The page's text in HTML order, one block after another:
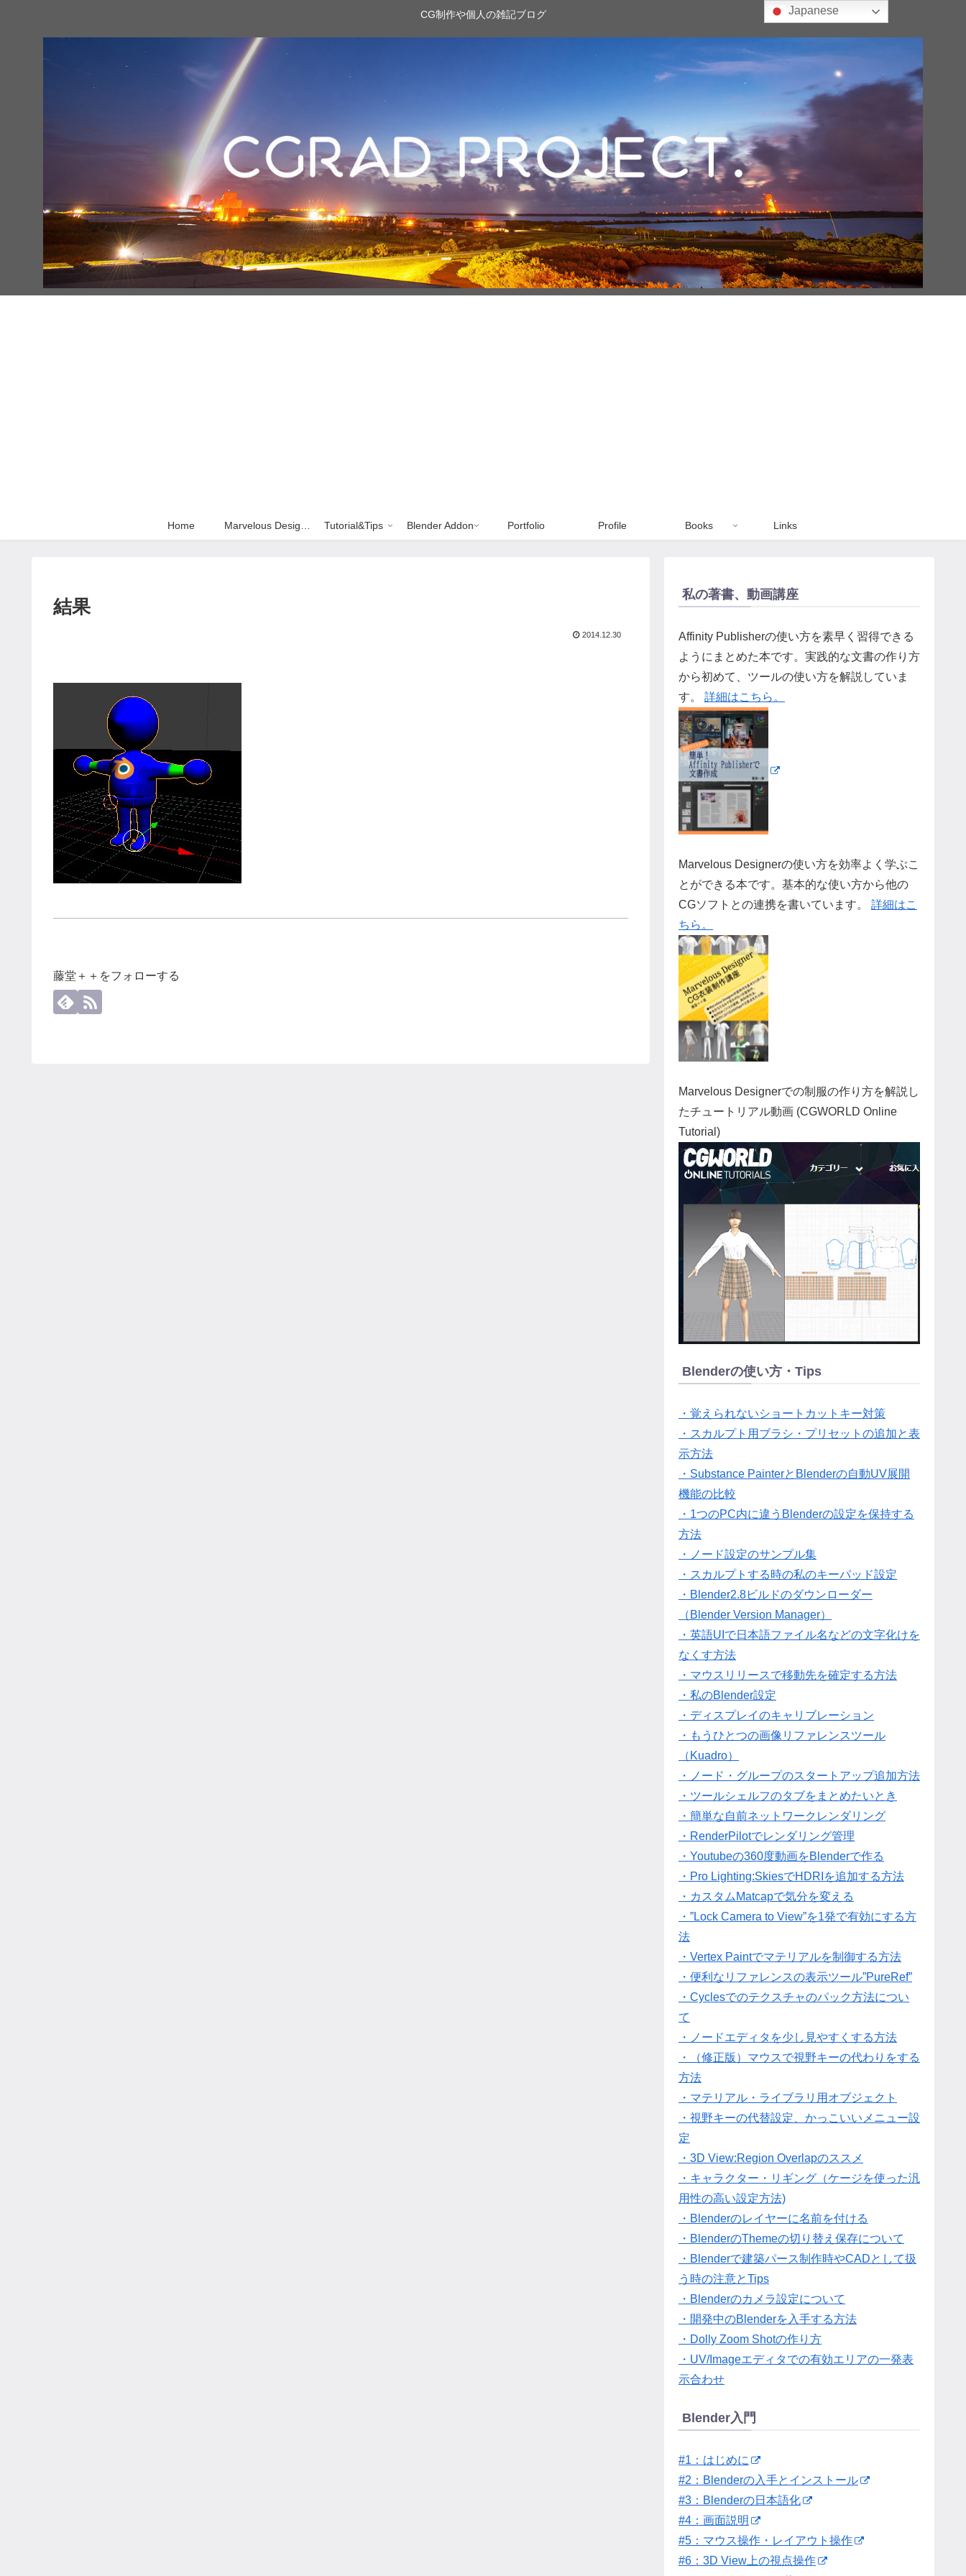
CG制作や個人の雑記ブログ
Home Tutorial&Tips Blender Addon Portfolio Profile Books Links
結果
2014.12.30
藤堂＋＋をフォローする
私の著書、動画講座
Affinity Publisherの使い方を素早く習得できる
ようにまとめた本です。実践的な文書の作り方
から初めて、ツールの使い方を解説していま
す。 詳細はこちら。
Marvelous Designerの使い方を効率よく学ぶこ
とができる本です。基本的な使い方から他の
CGソフトとの連携を書いています。 詳細はこ
ちら。
Marvelous Designerでの制服の作り方を解説し
たチュートリアル動画 (CGWORLD Online
Tutorial)
Blenderの使い方・Tips
・覚えられないショートカットキー対策
・スカルプト用ブラシ・プリセットの追加と表
示方法
・Substance PainterとBlenderの自動UV展開
機能の比較
・1つのPC内に違うBlenderの設定を保持する
方法
・ノード設定のサンプル集
・スカルプトする時の私のキーパッド設定
・Blender2.8ビルドのダウンローダー
（Blender Version Manager）
・英語UIで日本語ファイル名などの文字化けを
なくす方法
・マウスリリースで移動先を確定する方法
・私のBlender設定
・ディスプレイのキャリブレーション
・もうひとつの画像リファレンスツール
（Kuadro）
・ノード・グループのスタートアップ追加方法
・ツールシェルフのタブをまとめたいとき
・簡単な自前ネットワークレンダリング
・RenderPilotでレンダリング管理
・Youtubeの360度動画をBlenderで作る
・Pro Lighting:SkiesでHDRIを追加する方法
・カスタムMatcapで気分を変える
・”Lock Camera to View”を1発で有効にする方
法
・Vertex Paintでマテリアルを制御する方法
・便利なリファレンスの表示ツール”PureRef”
・Cyclesでのテクスチャのパック方法につい
て
・ノードエディタを少し見やすくする方法
・（修正版）マウスで視野キーの代わりをする
方法
・マテリアル・ライブラリ用オブジェクト
・視野キーの代替設定、かっこいいメニュー設
定
・3D View:Region Overlapのススメ
・キャラクター・リギング（ケージを使った汎
用性の高い設定方法)
・Blenderのレイヤーに名前を付ける
・BlenderのThemeの切り替え保存について
・Blenderで建築パース制作時やCADとして扱
う時の注意とTips
・Blenderのカメラ設定について
・開発中のBlenderを入手する方法
・Dolly Zoom Shotの作り方
・UV/Imageエディタでの有効エリアの一発表
示合わせ
Blender入門
#1：はじめに
#2：Blenderの入手とインストール
#3：Blenderの日本語化
#4：画面説明
#5：マウス操作・レイアウト操作
#6：3D View上の視点操作
Japanese